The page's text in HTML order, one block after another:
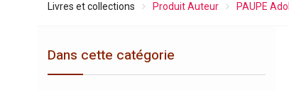
Livres et collections Produit Auteur PAUPE
Dans cette catégorie